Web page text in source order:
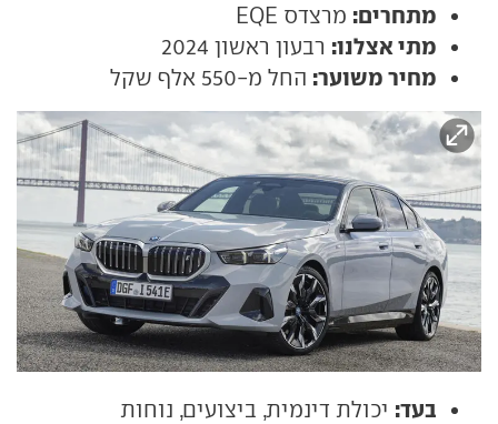
מתחרים: מרצדס EQE
מתי אצלנו: רבעון ראשון 2024
מחיר משוער: החל מ-550 אלף שקל
בעד: יכולת דינמית, ביצועים, נוחות